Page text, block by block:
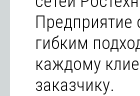
Предприятие
гибким
каждому
заказчику.